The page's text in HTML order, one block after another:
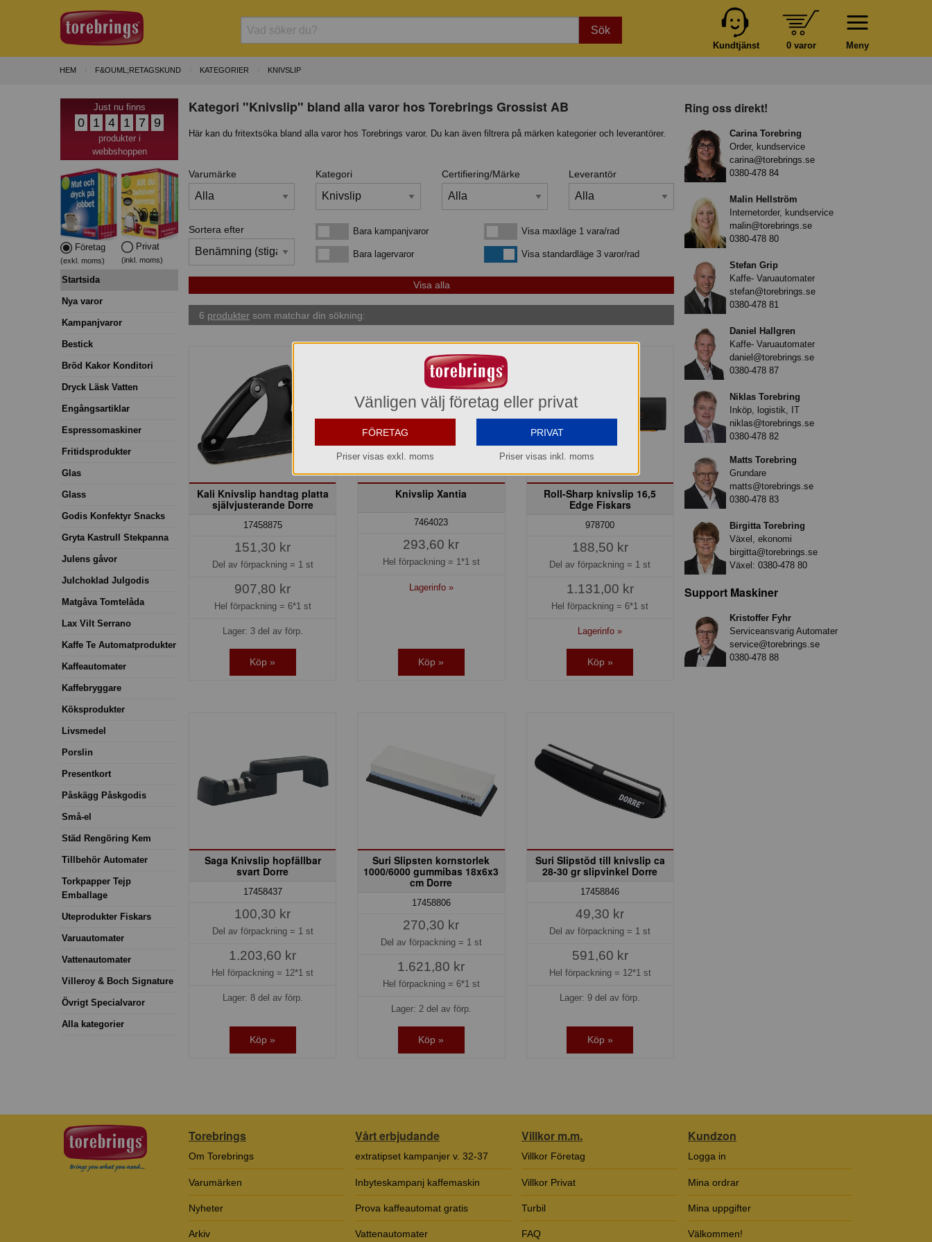
Sök
Meny
0 varor
Kundtjänst
HEM F&OUML;RETAGSKUND KATEGORIER KNIVSLIP
Just nu finns
0 1 4 1 7 9
produkter i
webbshoppen
Företag
(exkl. moms)
Privat
(inkl. moms)
Startsida
Nya varor
Kampanjvaror
Bestick
Bröd Kakor Konditori
Dryck Läsk Vatten
Engångsartiklar
Espressomaskiner
Fritidsprodukter
Glas
Glass
Godis Konfektyr Snacks
Gryta Kastrull Stekpanna
Julens gåvor
Julchoklad Julgodis
Matgåva Tomtelåda
Lax Vilt Serrano
Kaffe Te Automatprodukter
Kaffeautomater
Kaffebryggare
Köksprodukter
Livsmedel
Porslin
Presentkort
Påskägg Påskgodis
Små-el
Städ Rengöring Kem
Tillbehör Automater
Torkpapper Tejp
Emballage
Uteprodukter Fiskars
Varuautomater
Vattenautomater
Villeroy & Boch Signature
Övrigt Specialvaror
Alla kategorier
Kategori "Knivslip" bland alla varor hos Torebrings Grossist AB
Här kan du fritextsöka bland alla varor hos Torebrings varor. Du kan även filtrera på märken kategorier och leverantörer.
Varumärke Kategori Certifiering/Märke Leverantör
Sortera efter Bara kampanjvarorBara kampanjvaror
Bara lagervarorBara lagervaror
Visa maxläge 1 vara/rad
Visa maxläge 1 vara/rad
Visa standardlägeVisa standardläge 3 varor/rad
6 produkter som matchar din sökning:
Kali Knivslip handtag platta
självjusterande Dorre
17458875
151,30 kr
Del av förpackning = 1 st
907,80 kr
Hel förpackning = 6*1 st
Lager: 3 del av förp.
Köp »
Knivslip Xantia
7464023
293,60 kr
Hel förpackning = 1*1 st
Lagerinfo »
Köp »
Roll-Sharp knivslip 16,5
Edge Fiskars
978700
188,50 kr
Del av förpackning = 1 st
1.131,00 kr
Hel förpackning =6*1 st
Lagerinfo »
Köp »
Saga Knivslip hopfällbar
svart Dorre
17458437
100,30 kr
Del av förpackning = 1 st
1.203,60 kr
Hel förpackning = 12*1 st
Lager: 8 del av förp.
Köp »
Suri Slipsten kornstorlek
1000/6000 gummibas 18x6x3
cm Dorre
17458806
270,30 kr
Del av förpackning = 1 st
1.621,80 kr
Hel förpackning = 6*1 st
Lager: 2 del av förp.
Köp »
Suri Slipstöd till knivslip ca
28-30 gr slipvinkel Dorre
17458846
49,30 kr
Del av förpackning = 1 st
591,60 kr
Hel förpackning = 12*1 st
Lager: 9 del av förp.
Köp »
Ring oss direkt!
Carina Torebring
Order, kundservice
carina@torebrings.se
0380-478 84
Malin Hellström
Internetorder, kundservice
malin@torebrings.se
0380-478 80
Stefan Grip
Kaffe- Varuautomater
stefan@torebrings.se
0380-478 81
Daniel Hallgren
Kaffe- Varuautomater
daniel@torebrings.se
0380-478 87
Niklas Torebring
Inköp, logistik, IT
niklas@torebrings.se
0380-478 82
Matts Torebring
Grundare
matts@torebrings.se
0380-478 83
Birgitta Torebring
Växel, ekonomi
birgitta@torebrings.se
Växel: 0380-478 80
Support Maskiner
Kristoffer Fyhr
Serviceansvarig Automater
service@torebrings.se
0380-478 88
Torebrings
Om Torebrings
Varumärken
Nyheter
Arkiv
Vårt erbjudande
extratipset kampanjer v. 32-37
Inbyteskampanj kaffemaskin
Prova kaffeautomat gratis
Vattenautomater
Villkor m.m.
Villkor Företag
Villkor Privat
Turbil
FAQ
Kundzon
Logga in
Mina ordrar
Mina uppgifter
Välkommen!
Vänligen välj företag eller privat
FÖRETAG
Priser visas exkl. moms
PRIVAT
Priser visas inkl. moms